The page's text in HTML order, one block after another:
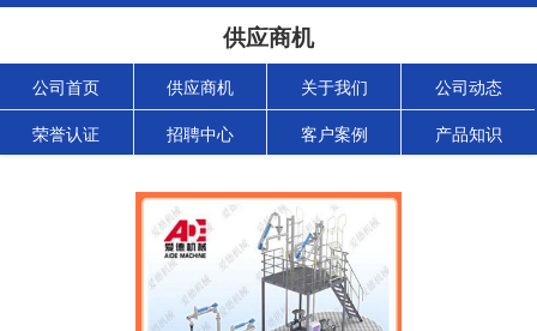
供应商机
公司首页 供应商机 关于我们 公司动态
荣誉认证 招聘中心 客户案例 产品知识